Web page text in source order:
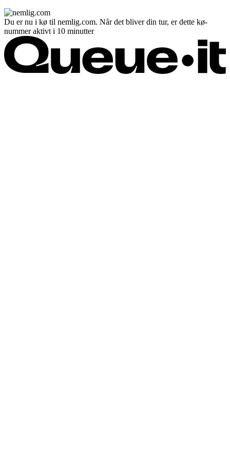
Du er nu i kø til nemlig.com. Når det bliver din tur, er dette kø-
nummer aktivt i 10 minutter